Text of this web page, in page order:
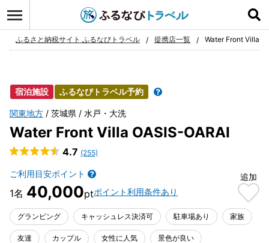
お気に入り
ふるさと納税サイト ふるなびトラベル 提携店一覧 Water Front Villa
宿泊施設 ふるなびトラベル予約
関東地方 茨城県 水戸・大洗
Water Front Villa OASIS-OARAI
4.7 (255)
ご利用目安ポイント
40,000 ポイント利用条件あり
追加
グランピング キャッシュレス決済可 駐車場あり 家族
友達 カップル 女性に人気 景色が良い